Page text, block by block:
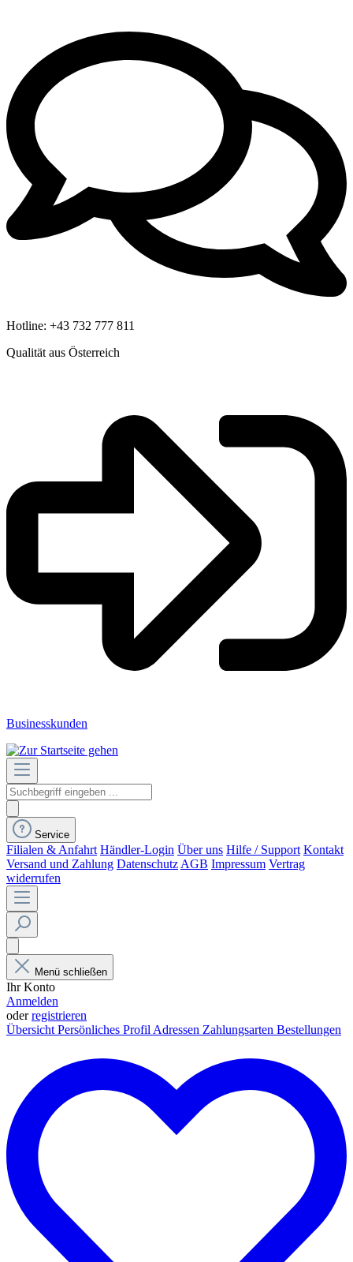
Hotline: +43 732 777 811
Qualität aus Österreich
Businesskunden
Service
Filialen & Anfahrt Händler-Login Über uns Hilfe / Support Kontakt
Versand und Zahlung Datenschutz AGB Impressum Vertrag
widerrufen
Menü schließen
Ihr Konto
Anmelden
oderregistrieren
Übersicht Persönliches Profil Adressen Zahlungsarten Bestellungen